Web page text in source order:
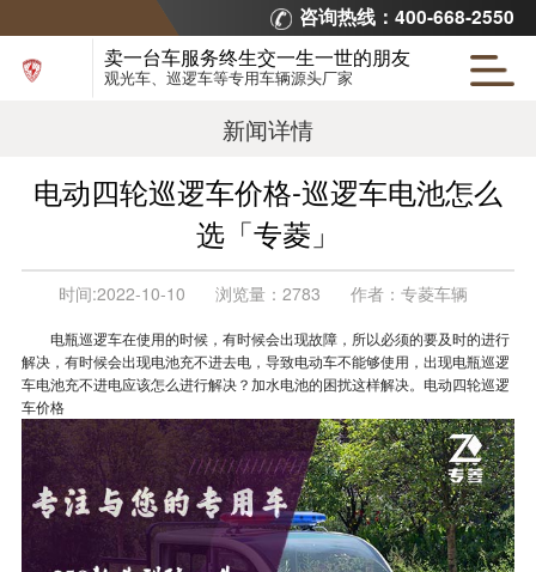
咨询热线：400-668-2550
卖一台车服务终生交一生一世的朋友
观光车、巡逻车等专用车辆源头厂家
新闻详情
电动四轮巡逻车价格-巡逻车电池怎么
选「专菱」
时间:2022-10-10 浏览量： 2783 作者： 专菱车辆
电瓶巡逻车在使用的时候，有时候会出现故障，所以必须的要及时的进行
解决，有时候会出现电池充不进去电，导致电动车不能够使用，出现电瓶巡逻
车电池充不进电应该怎么进行解决？加水电池的困扰这样解决。电动四轮巡逻
车价格